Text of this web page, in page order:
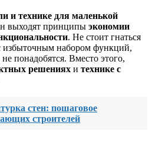
и технике для маленькой
выходят принципы экономии
. Не стоит гнаться
избыточным набором функций,
понадобятся. Вместо этого,
решениях и технике с
стен: пошаговое
строителей